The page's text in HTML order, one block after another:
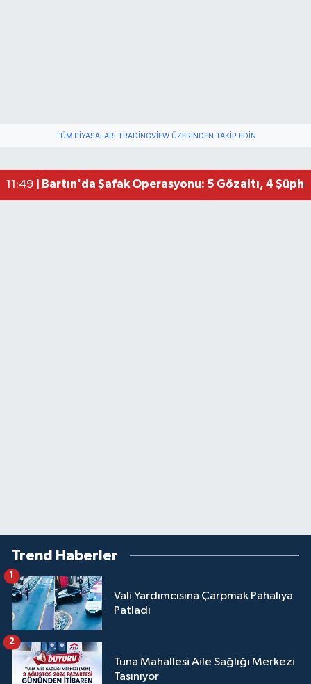
TÜM PIYASALARI TRADINGVIEW ÜZERINDEN TAKIP EDIN
11:49 | Bartın'da Şafak Operasyonu: 5 Gözaltı, 4
Trend Haberler
Vali Yardımcısına Çarpmak Pahalıya
Patladı
1
Tuna Mahallesi Aile Sağlığı Merkezi
Taşınıyor
2